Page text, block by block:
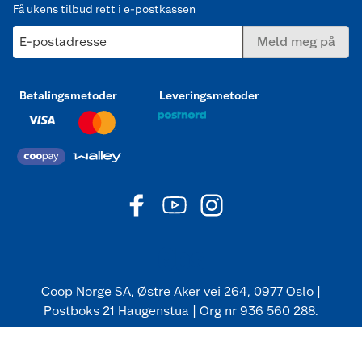
Få ukens tilbud rett i e-postkassen
E-postadresse Meld meg på
Betalingsmetoder Leveringsmetoder
Coop Norge SA, Østre Aker vei 264, 0977 Oslo |
Postboks 21 Haugenstua | Org nr 936 560 288.